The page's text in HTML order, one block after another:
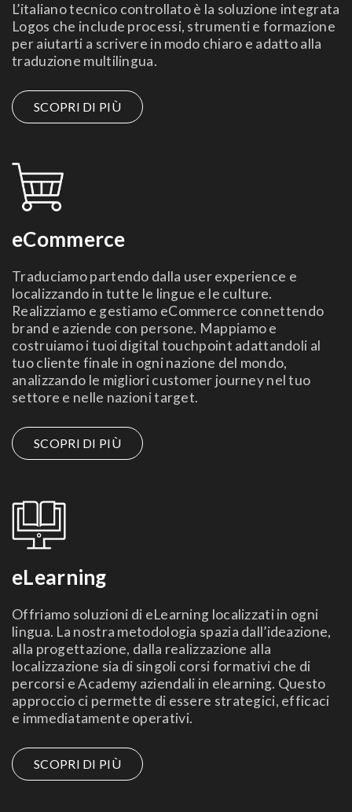
L’italiano tecnico controllato è la soluzione integrata
Logos che include processi, strumenti e formazione
per aiutarti a scrivere in modo chiaro e adatto alla
traduzione multilingua.
SCOPRI DI PIÙ
eCommerce
Traduciamo partendo dalla user experience e
localizzando in tutte le lingue e le culture.
Realizziamo e gestiamo eCommerce connettendo
brand e aziende con persone. Mappiamo e
costruiamo i tuoi digital touchpoint adattandoli al
tuo cliente finale in ogni nazione del mondo,
analizzando le migliori customer journey nel tuo
settore e nelle nazioni target.
SCOPRI DI PIÙ
eLearning
Offriamo soluzioni di eLearning localizzati in ogni
lingua. La nostra metodologia spazia dall’ideazione,
alla progettazione, dalla realizzazione alla
localizzazione sia di singoli corsi formativi che di
percorsi e Academy aziendali in elearning. Questo
approccio ci permette di essere strategici, efficaci
e immediatamente operativi.
SCOPRI DI PIÙ